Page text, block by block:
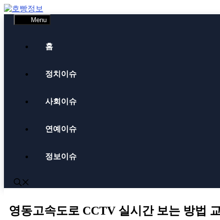
Skip
to
content
Menu
홈
정치이슈
사회이슈
연예이슈
정보이슈
영동고속도로 CCTV 실시간 보는 방법